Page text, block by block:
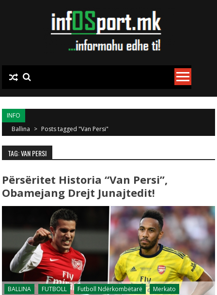
INFO
Ballina > Posts tagged "Van Persi"
TAG: VAN PERSI
Përsëritet Historia “Van Persi”,
Obamejang Drejt Junajtedit!
BALLINA FUTBOLL Futboll Ndërkombëtarë
Merkato